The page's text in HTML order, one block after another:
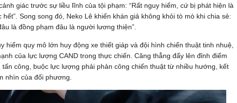
giác trước sự liều lĩnh của tội phạm: “Rất nguy hiểm, cứ bị phát hiện là
Song song đó, Neko Lê khiến khán giả không khỏi tò mò khi chia sẻ:
là đồng phạm đâu là người lương thiện”.
hiểm quy mô lớn huy động xe thiết giáp và đội hình chiến thuật tinh nhuệ,
của lực lượng CAND trong thực chiến. Căng thẳng đẩy lên đỉnh điểm
công, buộc lực lượng phải phản công chiến thuật từ nhiều hướng, kết
nhìn của đối phương.